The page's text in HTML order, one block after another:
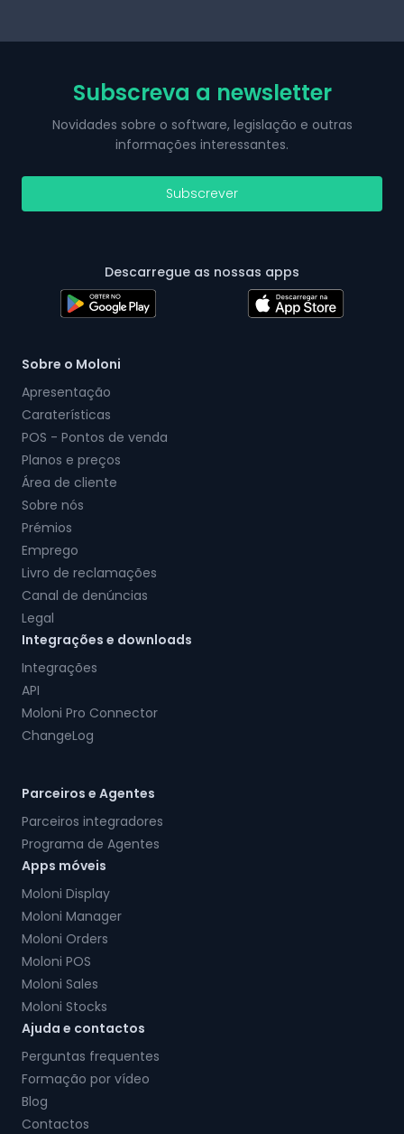
Subscreva a newsletter
Novidades sobre o software, legislação e outras
informações interessantes.
Subscrever
Descarregue as nossas apps
Sobre o Moloni
Apresentação
Caraterísticas
POS - Pontos de venda
Planos e preços
Área de cliente
Sobre nós
Prémios
Emprego
Livro de reclamações
Canal de denúncias
Legal
Integrações e downloads
Integrações
API
Moloni Pro Connector
ChangeLog
Parceiros e Agentes
Parceiros integradores
Programa de Agentes
Apps móveis
Moloni Display
Moloni Manager
Moloni Orders
Moloni POS
Moloni Sales
Moloni Stocks
Ajuda e contactos
Perguntas frequentes
Formação por vídeo
Blog
Contactos